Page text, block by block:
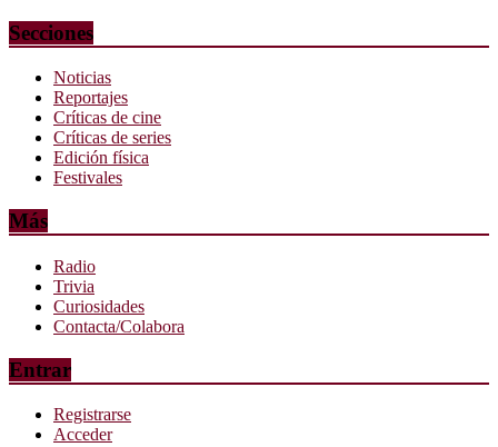
Secciones
Noticias
Reportajes
Críticas de cine
Críticas de series
Edición física
Festivales
Más
Radio
Trivia
Curiosidades
Contacta/Colabora
Entrar
Registrarse
Acceder